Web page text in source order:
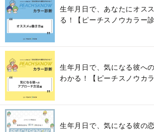
生年月日で、あなたにオス
る！【ピーチスノウカラー診
生年月日で、気になる彼へ
わかる！【ピーチスノウカラ
生年月日で、気になる彼の